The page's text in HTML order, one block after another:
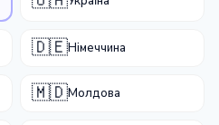
🇩🇪Німеччина
🇲🇩Молдова